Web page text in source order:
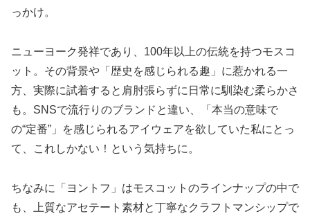
っかけ。
ニューヨーク発祥であり、100年以上の伝統を持つモスコ
ット。その背景や「歴史を感じられる趣」に惹かれる一
方、実際に試着すると肩肘張らずに日常に馴染む柔らかさ
も。SNSで流行りのブランドと違い、「本当の意味で
の“定番”」を感じられるアイウェアを欲していた私にとっ
て、これしかない！という気持ちに。
ちなみに「ヨントフ」はモスコットのラインナップの中で
も、上質なアセテート素材と丁寧なクラフトマンシップで